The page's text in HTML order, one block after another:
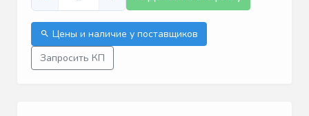
Цены и наличие у поставщиков
Запросить КП